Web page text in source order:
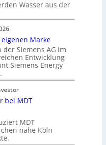
Wasser aus der
Marke
Siemens AG im
Entwicklung
Siemens Energy
bei MDT
MDT
nahe Köln